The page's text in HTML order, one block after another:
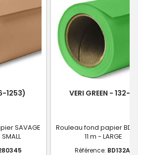
1253)
SAVAGE
VERI GREEN - 132-A1
Rouleau fond papier BD
11 m - LARGE
Référence: BD132A1